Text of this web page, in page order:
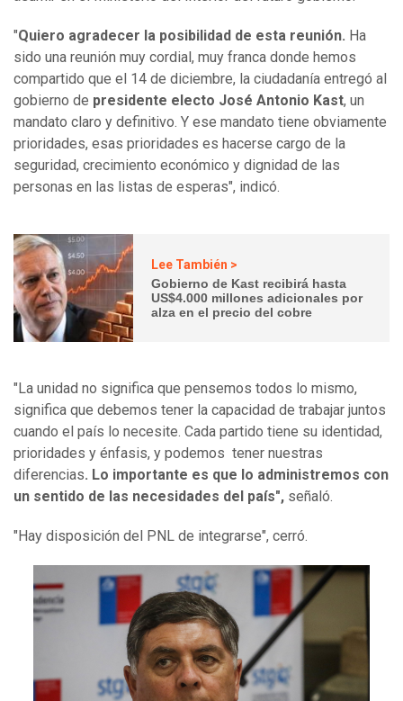
"Quiero agradecer la posibilidad de esta reunión. Ha
sido una reunión muy cordial, muy franca donde hemos
compartido que el 14 de diciembre, la ciudadanía entregó al
gobierno de presidente electo José Antonio Kast, un
mandato claro y definitivo. Y ese mandato tiene obviamente
prioridades, esas prioridades es hacerse cargo de la
seguridad, crecimiento económico y dignidad de las
personas en las listas de esperas", indicó.
Lee También >
Gobierno de Kast recibirá hasta
US$4.000 millones adicionales por
alza en el precio del cobre
"La unidad no significa que pensemos todos lo mismo,
significa que debemos tener la capacidad de trabajar juntos
cuando el país lo necesite. Cada partido tiene su identidad,
prioridades y énfasis, y podemos tener nuestras
diferencias. Lo importante es que lo administremos con
un sentido de las necesidades del país", señaló.
"Hay disposición del PNL de integrarse", cerró.